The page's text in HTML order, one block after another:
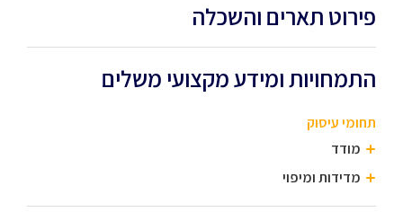
פירוט תארים והשכלה
התמחויות ומידע מקצועי משלים
תחומי עיסוק
מודד
מדידות ומיפוי